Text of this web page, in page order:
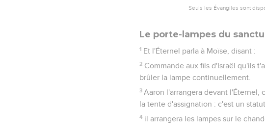
Seuls les Évangiles sont
Le porte-lampes du
1 Et l'Éternel parla à Moïse, disant :
2 Commande aux fils d'Israël qu'ils
brûler la lampe continuellement.
3 Aaron l'arrangera devant l'Éternel,
la tente d'assignation : c'est un
4 il arrangera les lampes sur le